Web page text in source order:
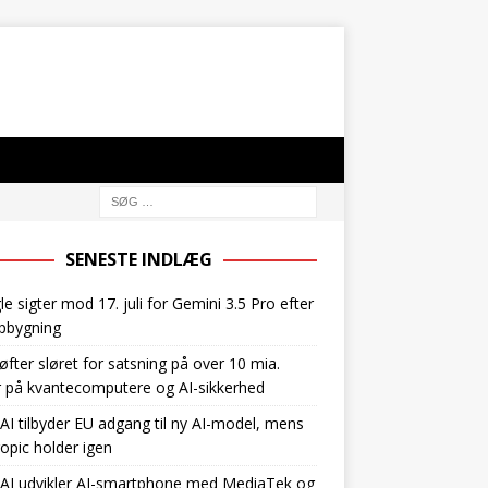
SENESTE INDLÆG
sigter mod 17. juli for Gemini 3.5 Pro efter
sløret for satsning på over 10 mia.
på kvantecomputere og AI-sikkerhed
tilbyder EU adgang til ny AI-model, mens
holder igen
udvikler AI-smartphone med MediaTek og